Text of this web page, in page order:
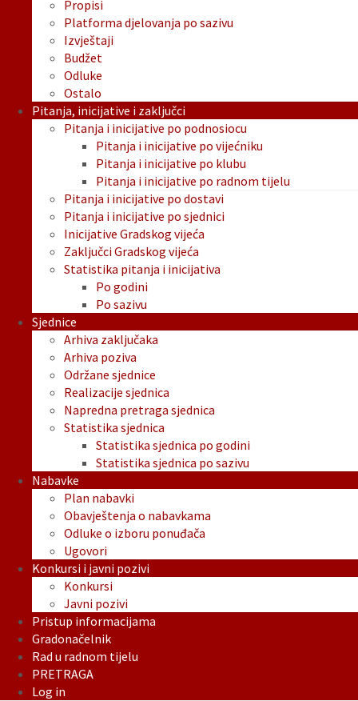
Propisi
Platforma djelovanja po sazivu
Izvještaji
Budžet
Odluke
Ostalo
Pitanja, inicijative i zaključci
Pitanja i inicijative po podnosiocu
Pitanja i inicijative po vijećniku
Pitanja i inicijative po klubu
Pitanja i inicijative po radnom tijelu
Pitanja i inicijative po dostavi
Pitanja i inicijative po sjednici
Inicijative Gradskog vijeća
Zaključci Gradskog vijeća
Statistika pitanja i inicijativa
Po godini
Po sazivu
Sjednice
Arhiva zaključaka
Arhiva poziva
Održane sjednice
Realizacije sjednica
Napredna pretraga sjednica
Statistika sjednica
Statistika sjednica po godini
Statistika sjednica po sazivu
Nabavke
Plan nabavki
Obavještenja o nabavkama
Odluke o izboru ponuđača
Ugovori
Konkursi i javni pozivi
Konkursi
Javni pozivi
Pristup informacijama
Gradonačelnik
Rad u radnom tijelu
PRETRAGA
Log in